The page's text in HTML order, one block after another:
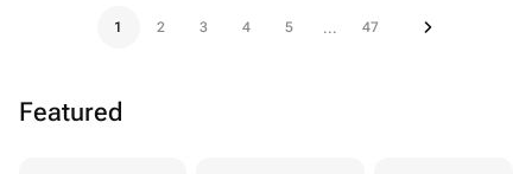
1 2 3 4 5 ... 47
Featured